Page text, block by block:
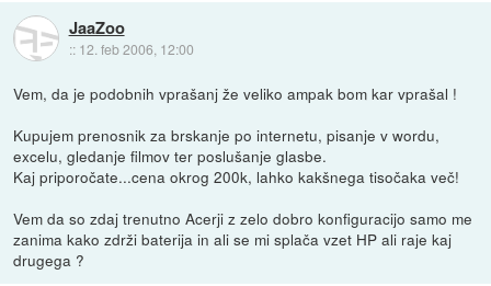
JaaZoo
:: 12. feb 2006, 12:00
Vem, da je podobnih vprašanj že veliko ampak bom kar vprašal !
Kupujem prenosnik za brskanje po internetu, pisanje v wordu,
excelu, gledanje filmov ter poslušanje glasbe.
Kaj priporočate...cena okrog 200k, lahko kakšnega tisočaka več!
Vem da so zdaj trenutno Acerji z zelo dobro konfiguracijo samo me
zanima kako zdrži baterija in ali se mi splača vzet HP ali raje kaj
drugega ?